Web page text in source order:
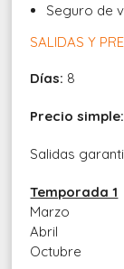
Seguro de
SALIDAS Y
Días: 8
Precio simple:
Salidas
Temporada 1
Marzo
Abril 1, 5,
Octubre
3,